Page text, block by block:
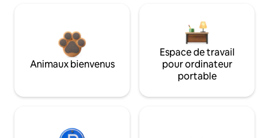
Animaux bienvenus
Espace de travail
pour ordinateur
portable